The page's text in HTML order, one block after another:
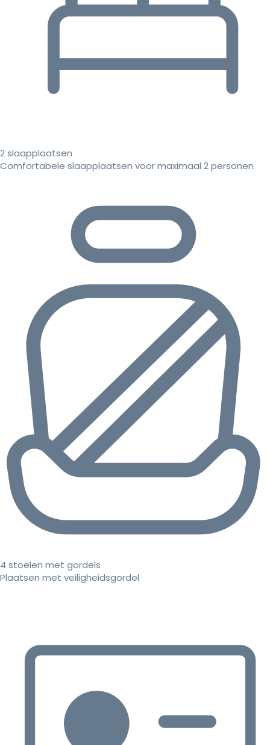
2 slaapplaatsen
Comfortabele slaapplaatsen voor maximaal 2 personen
4 stoelen met gordels
Plaatsen met veiligheidsgordel